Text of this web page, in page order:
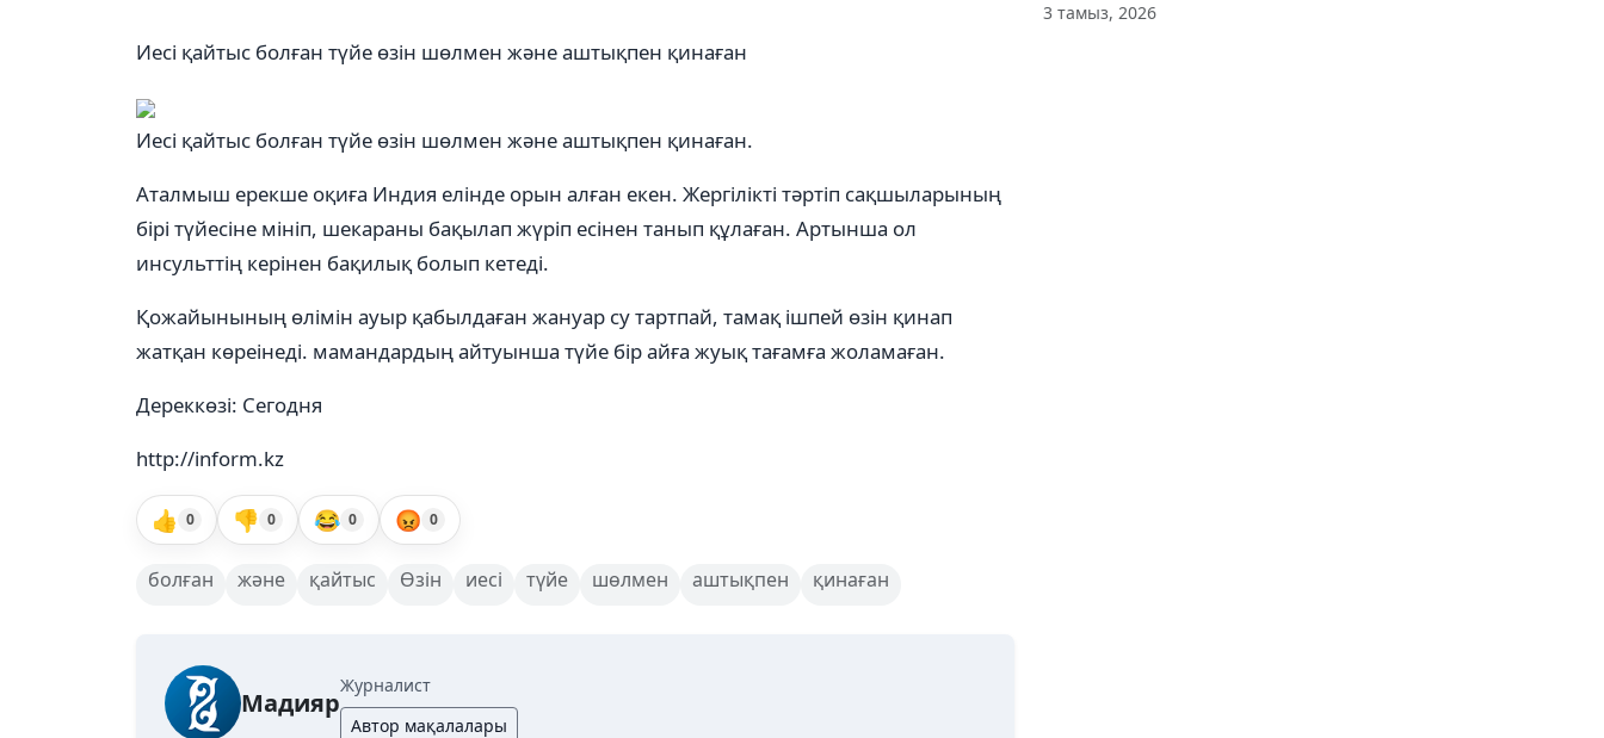
Иесі қайтыс болған түйе өзін шөлмен және аштықпен қинаған
Иесі қайтыс болған түйе өзін шөлмен және аштықпен қинаған.
Аталмыш ерекше оқиға Индия елінде орын алған екен. Жергілікті тәртіп сақшыларының
бірі түйесіне мініп, шекараны бақылап жүріп есінен танып құлаған. Артынша ол
инсульттің керінен бақилық болып кетеді.
Қожайынының өлімін ауыр қабылдаған жануар су тартпай, тамақ ішпей өзін қинап
жатқан көреінеді. мамандардың айтуынша түйе бір айға жуық тағамға жоламаған.
Дереккөзі: Сегодня
http://inform.kz
👍 0 👎 0 😂 0 😡 0
болған және қайтыс Өзін иесі түйе шөлмен аштықпен қинаған
Мадияр
Журналист
Автор мақалалары
3 тамыз, 2026